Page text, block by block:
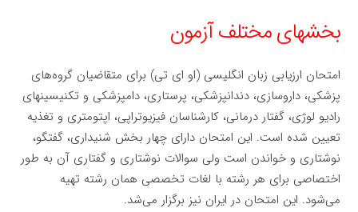
بخشهای مختلف آزمون
امتحان ارزیابی زبان انگلیسی (او ای تی) برای متقاضیان گروه‌های
پزشکی، داروسازی، دندانپزشکی، پرستاری، دامپزشکی و تکنیسینهای
رادیو لوژی، گفتار درمانی، کارشناسان فیزیوتراپی، اپتومتری و تغذیه
تعیین شده است. این امتحان دارای چهار بخش شنیداری، گفتگو،
نوشتاری و خواندن است ولی سوالات نوشتاری و گفتاری آن به طور
اختصاصی برای هر رشته با لغات تخصصی همان رشته تهیه
می‌شود. این امتحان در ایران نیز برگزار می‌شد.